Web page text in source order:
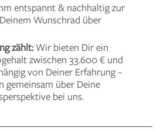
entspannt & nachhaltig zur
Wunschrad über
zählt:Wir bieten Dir ein
zwischen 33.600 € und
von Deiner Erfahrung –
gemeinsam über Deine
bei uns.